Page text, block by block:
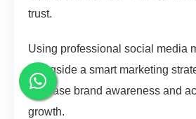
trust.
Using professional social media
alongside a smart marketing
increase brand awareness and
growth.